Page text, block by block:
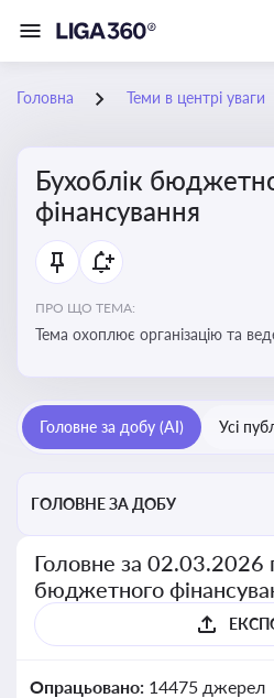
Головна Теми в центрі уваги
Бухоблік
фінансування
ПРО ЩО ТЕМА:
Тема охоплює організацію та
Головне за добу (AI) Усі
ГОЛОВНЕ ЗА ДОБУ
Головне за 02.03.2026
бюджетного
Опрацьовано: 14475 джерел